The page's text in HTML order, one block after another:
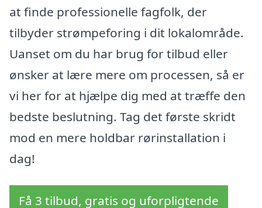
at finde professionelle fagfolk, der
tilbyder strømpeforing i dit lokalområde.
Uanset om du har brug for tilbud eller
ønsker at lære mere om processen, så er
vi her for at hjælpe dig med at træffe den
bedste beslutning. Tag det første skridt
mod en mere holdbar rørinstallation i
dag!
Få 3 tilbud, gratis og uforpligtende